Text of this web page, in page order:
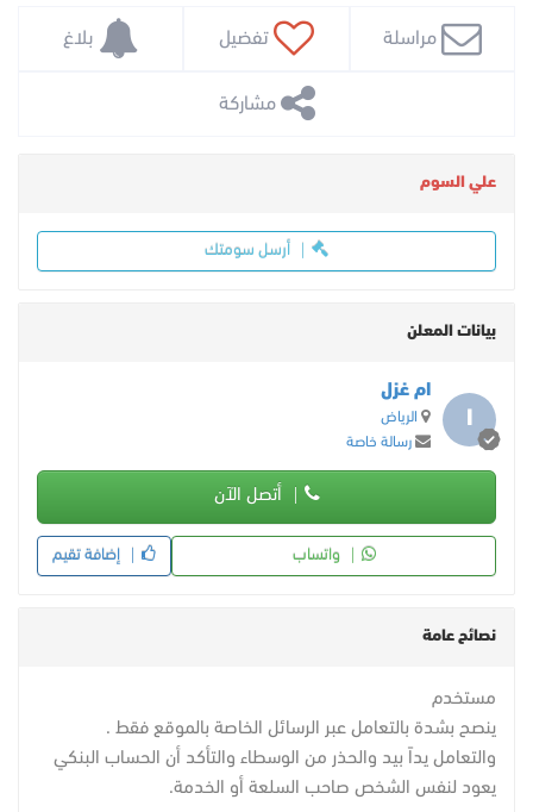
مراسلة تفضيل
مشاركة
علي السوم
أرسل سومتك
بيانات المعلن
ا
ام غزل
الرياض
رسالة خاصة
أتصل الآن
واتساب إضافة تقيم
نصائح عامة
مستخدم
ينصح بشدة بالتعامل عبر الرسائل الخاصة بالموقع فقط .
والتعامل يداً بيد والحذر من الوسطاء والتأكد أن الحساب البنكي
يعود لنفس الشخص صاحب السلعة أو الخدمة.